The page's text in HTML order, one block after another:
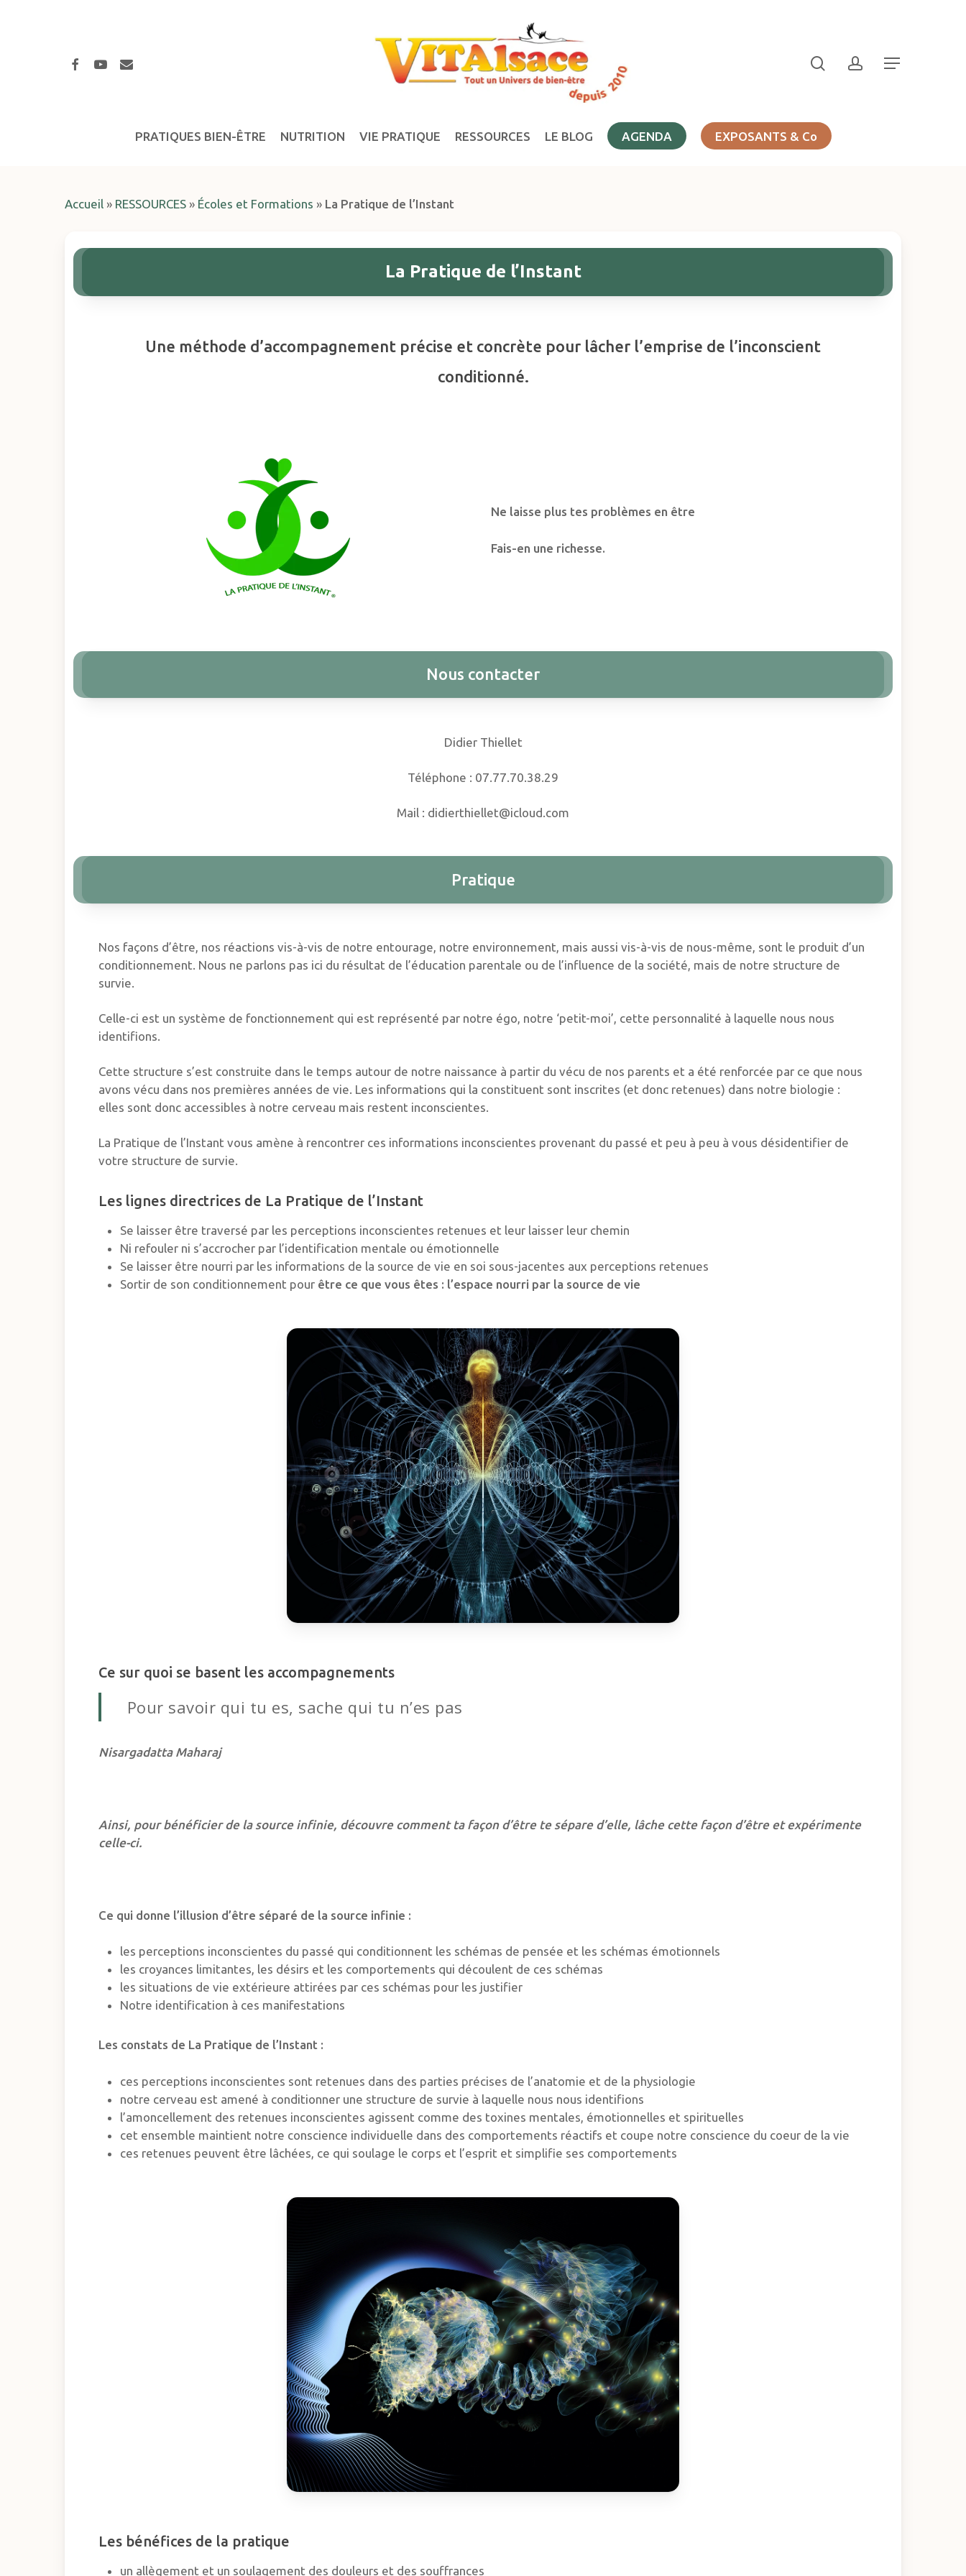
facebookyoutube
email Menu
PRATIQUES BIEN-ÊTRE NUTRITION VIE PRATIQUE RESSOURCES LE BLOG AGENDA EXPOSANTS & Co
Accueil » RESSOURCES » Écoles et Formations » La Pratique de l’Instant
La Pratique de l’Instant
Une méthode d’accompagnement précise et concrète pour lâcher l’emprise de l’inconscient
conditionné.
Ne laisse plus tes problèmes en être
Fais-en une richesse.
Nous contacter
Didier Thiellet
Téléphone : 07.77.70.38.29
Mail : didierthiellet@icloud.com
Pratique
Nos façons d’être, nos réactions vis-à-vis de notre entourage, notre environnement, mais aussi vis-à-vis de nous-même, sont le produit d’un
conditionnement. Nous ne parlons pas ici du résultat de l’éducation parentale ou de l’influence de la société, mais de notre structure de
survie.
Celle-ci est un système de fonctionnement qui est représenté par notre égo, notre ‘petit-moi’, cette personnalité à laquelle nous nous
identifions.
Cette structure s’est construite dans le temps autour de notre naissance à partir du vécu de nos parents et a été renforcée par ce que nous
avons vécu dans nos premières années de vie. Les informations qui la constituent sont inscrites (et donc retenues) dans notre biologie :
elles sont donc accessibles à notre cerveau mais restent inconscientes.
La Pratique de l’Instant vous amène à rencontrer ces informations inconscientes provenant du passé et peu à peu à vous désidentifier de
votre structure de survie.
Les lignes directrices de La Pratique de l’Instant
Se laisser être traversé par les perceptions inconscientes retenues et leur laisser leur chemin
Ni refouler ni s’accrocher par l’identification mentale ou émotionnelle
Se laisser être nourri par les informations de la source de vie en soi sous-jacentes aux perceptions retenues
Sortir de son conditionnement pour être ce que vous êtes : l’espace nourri par la source de vie
Ce sur quoi se basent les accompagnements
Pour savoir qui tu es, sache qui tu n’es pas
Nisargadatta Maharaj
Ainsi, pour bénéficier de la source infinie, découvre comment ta façon d’être te sépare d’elle, lâche cette façon d’être et expérimente
celle-ci.
Ce qui donne l’illusion d’être séparé de la source infinie :
les perceptions inconscientes du passé qui conditionnent les schémas de pensée et les schémas émotionnels
les croyances limitantes, les désirs et les comportements qui découlent de ces schémas
les situations de vie extérieure attirées par ces schémas pour les justifier
Notre identification à ces manifestations
Les constats de La Pratique de l’Instant :
ces perceptions inconscientes sont retenues dans des parties précises de l’anatomie et de la physiologie
notre cerveau est amené à conditionner une structure de survie à laquelle nous nous identifions
l’amoncellement des retenues inconscientes agissent comme des toxines mentales, émotionnelles et spirituelles
cet ensemble maintient notre conscience individuelle dans des comportements réactifs et coupe notre conscience du coeur de la vie
ces retenues peuvent être lâchées, ce qui soulage le corps et l’esprit et simplifie ses comportements
Les bénéfices de la pratique
un allègement et un soulagement des douleurs et des souffrances